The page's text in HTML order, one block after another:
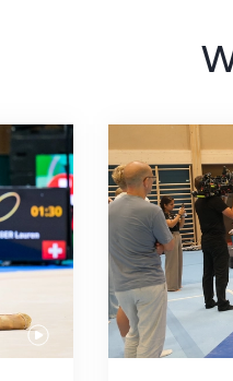
Mit klaren